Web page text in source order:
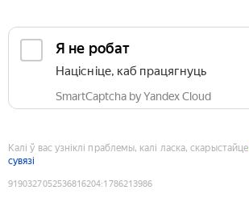
Я не робат
Націсніце, каб працягнуць
SmartCaptcha by Yandex Cloud
Калі ў вас узніклі праблемы, калі ласка, скарыстайце
сувязі
9190327052536816204:1786213986